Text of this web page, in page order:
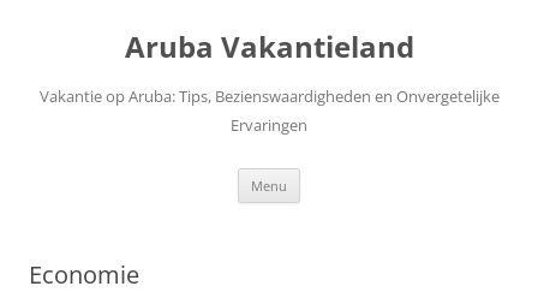
Aruba Vakantieland
Vakantie op Aruba: Tips, Bezienswaardigheden en Onvergetelijke
Ervaringen
Menu
Economie